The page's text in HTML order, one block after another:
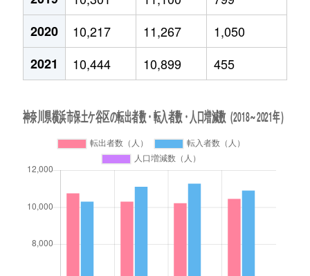
2020
10,217 11,267
1,050
2021
10,444 10,899 455